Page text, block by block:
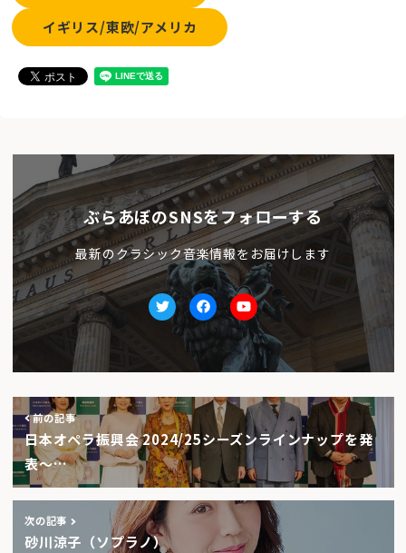
イギリス/東欧/アメリカ
ぶらあぼのSNSをフォローする
最新のクラシック音楽情報をお届けします
TwitterfacebookYoutube
前の記事
日本オペラ振興会 2024/25シーズンラインナップを発
表〜…
次の記事
砂川涼子（ソプラノ）